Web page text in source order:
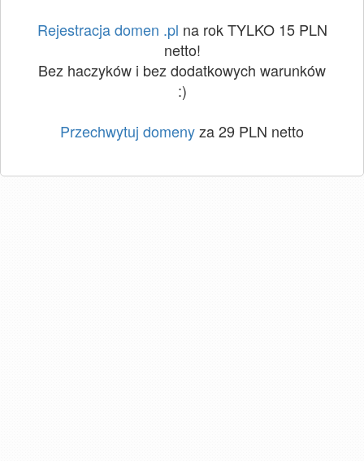
Rejestracja domen .pl na rok TYLKO 15 PLN
netto!
Bez haczyków i bez dodatkowych warunków
:)
Przechwytuj domenyza 29 PLN netto